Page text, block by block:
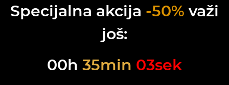
Specijalna akcija -50% važi
još:
00h 35min 03sek